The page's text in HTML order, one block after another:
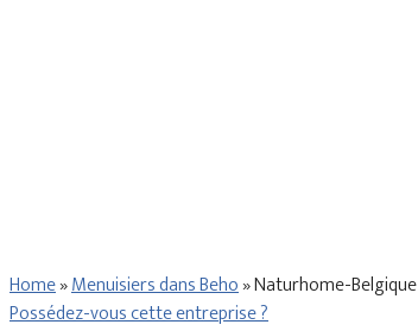
Home»Menuisiers dans Beho»Naturhome-Belgique
Possédez-vous cette entreprise ?